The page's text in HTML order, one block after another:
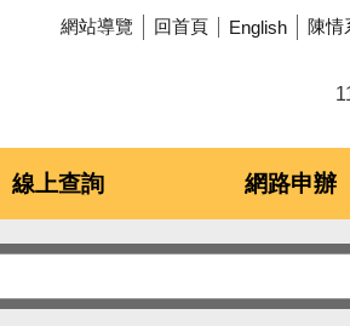
網站導覽 回首頁 English 陳情
線上查詢 網路申辦